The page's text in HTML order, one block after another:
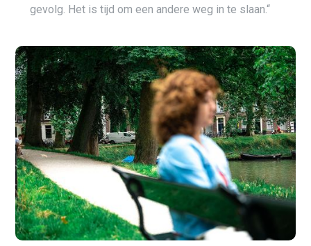
gevolg. Het is tijd om een andere weg in te slaan.“